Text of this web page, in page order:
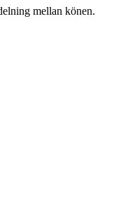
mellan könen.